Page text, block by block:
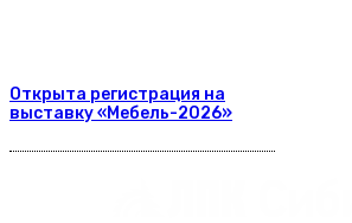
Открыта регистрация на
выставку «Мебель-2026»